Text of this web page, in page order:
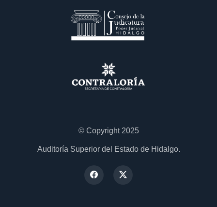
© Copyright 2025
Auditoría Superior del Estado de Hidalgo.